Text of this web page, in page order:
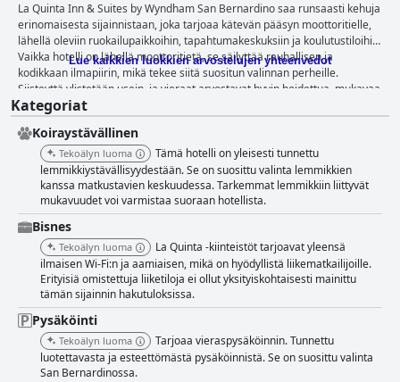
La Quinta Inn & Suites by Wyndham San Bernardino saa runsaasti kehuja
erinomaisesta sijainnistaan, joka tarjoaa kätevän pääsyn moottoritielle,
lähellä oleviin ruokailupaikkoihin, tapahtumakeskuksiin ja koulutustiloihin.
Vaikka hotelli on lähellä moottoritietä, se säilyttää rauhallisen ja
kodikkaan ilmapiirin, mikä tekee siitä suositun valinnan perheille.
Siisteyttä ylistetään usein, ja vieraat arvostavat hyvin hoidettua, mukavaa
ja turvallista ympäristöä, jota ystävällinen ja huomaavainen henkilökunta
parantaa. Hotellin huoneita kuvataan jatkuvasti siisteiksi ja mukaviksi, ja
niissä on moderni sisustus, runsaasti mukavuuksia ja kodinomaisuutta.
Erityistarpeiden huomioiminen ja eläinystävällinen käytäntö lisäävät sen
vetovoimaa. Vaikka useimmat pitävät sängyt mukavina, toisinaan
mainitaan kovat tyynyt ja jotkin huolto-ongelmat. Aamiainen saa
vaihtelevia arvosteluja; monet nauttivat hyvin varustetusta, lämpimästä
ja monipuolisesta tarjonnasta, vaikka jotkut ehdottavatkin, että palvelu
päättyy liian aikaisin ja voisi hyötyä useammista vaihtoehdoista ja
parannuksista odotusten täyttämiseksi. Kokonaisvaltaisesti positiiviset
kokemukset johtuvat merkittävästi vieraanvaraisesta ja avuliaasta
henkilökunnasta, huolimatta joistakin epäjohdonmukaisuuksista
asiakaspalvelussa. Siistit ja kauniit huoneet yhdistettynä harkittuihin
mukavuuksiin edistävät tyydyttävää oleskelua. La Quinta Inn & Suites by
Wyndham San Bernardino tarjoaa erinomaisella paikalla sijaitsevan ja
miellyttävän majoituskokemuksen vierailleen, painottaen vahvasti
siisteyttä, mukavuutta ja palvelua.
Lue kaikkien luokkien arvostelujen yhteenvedot
Kategoriat
Koiraystävällinen
Tekoälyn luoma
Tämä hotelli on yleisesti tunnettu
lemmikkiystävällisyydestään. Se on suosittu valinta lemmikkien
kanssa matkustavien keskuudessa. Tarkemmat lemmikkiin liittyvät
mukavuudet voi varmistaa suoraan hotellista.
Bisnes
Tekoälyn luoma
La Quinta -kiinteistöt tarjoavat yleensä
ilmaisen Wi-Fi:n ja aamiaisen, mikä on hyödyllistä liikematkailijoille.
Erityisiä omistettuja liiketiloja ei ollut yksityiskohtaisesti mainittu
tämän sijainnin hakutuloksissa.
Pysäköinti
Tekoälyn luoma
Tarjoaa vieraspysäköinnin. Tunnettu
luotettavasta ja esteettömästä pysäköinnistä. Se on suosittu valinta
San Bernardinossa.